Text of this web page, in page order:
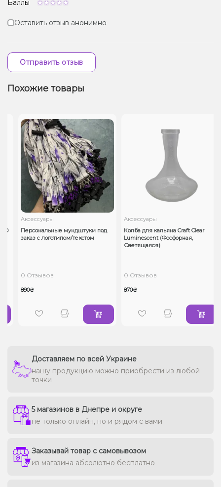
Баллы
Оставить отзыв анонимно
Отправить отзыв
Похожие товары
Аксессуары
Персональные мундштуки под
заказ с логотипом/текстом
0 Отзывов
890₴
Аксессуары
Колба для кальяна Craft Clear
Luminescent (Фосфорная,
Светящаяся)
0 Отзывов
870₴
Доставляем по всей Украине
нашу продукцию можно приобрести из любой
точки
5 магазинов в Днепре и округе
не только онлайн, но и рядом с вами
Заказывай товар с самовывозом
из магазина абсолютно бесплатно